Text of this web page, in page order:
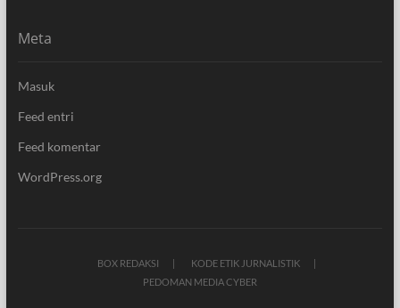
Meta
Masuk
Feed entri
Feed komentar
WordPress.org
BOX REDAKSI
KODE ETIK JURNALISTIK
PEDOMAN MEDIA CYBER